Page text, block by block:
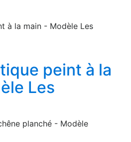
peint à la
Les